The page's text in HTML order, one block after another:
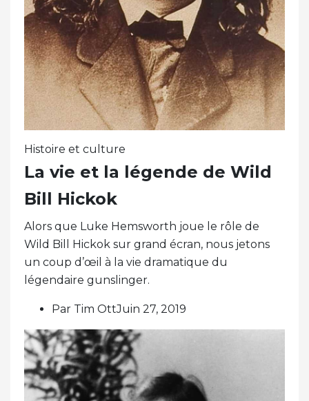
Histoire et culture
La vie et la légende de Wild
Bill Hickok
Alors que Luke Hemsworth joue le rôle de
Wild Bill Hickok sur grand écran, nous jetons
un coup d’œil à la vie dramatique du
légendaire gunslinger.
Par Tim OttJuin 27, 2019